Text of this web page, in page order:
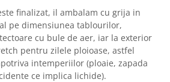
finalizat, il ambalam cu grija in
pe dimensiunea tablourilor,
cu bule de aer, iar la exterior
pentru zilele ploioase, astfel
intemperiilor (ploaie, zapada
ce implica lichide).